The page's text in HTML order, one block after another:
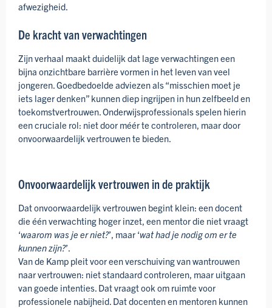
afwezigheid.
De kracht van verwachtingen
Zijn verhaal maakt duidelijk dat lage verwachtingen een
bijna onzichtbare barrière vormen in het leven van veel
jongeren. Goedbedoelde adviezen als “misschien moet je
iets lager denken” kunnen diep ingrijpen in hun zelfbeeld en
toekomstvertrouwen. Onderwijsprofessionals spelen hierin
een cruciale rol: niet door méér te controleren, maar door
onvoorwaardelijk vertrouwen te bieden.
Onvoorwaardelijk vertrouwen in de praktijk
Dat onvoorwaardelijk vertrouwen begint klein: een docent
die één verwachting hoger inzet, een mentor die niet vraagt
‘waarom was je er niet?’, maar ‘wat had je nodig om er te
kunnen zijn?’.
Van de Kamp pleit voor een verschuiving van wantrouwen
naar vertrouwen: niet standaard controleren, maar uitgaan
van goede intenties. Dat vraagt ook om ruimte voor
professionele nabijheid. Dat docenten en mentoren kunnen